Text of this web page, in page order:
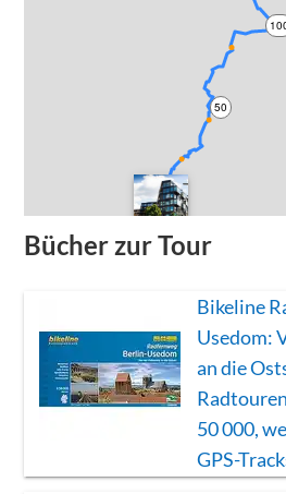
0
50
Bücher zur Tour
Bikeline
Usedom:
an die
50 000,
GPS-